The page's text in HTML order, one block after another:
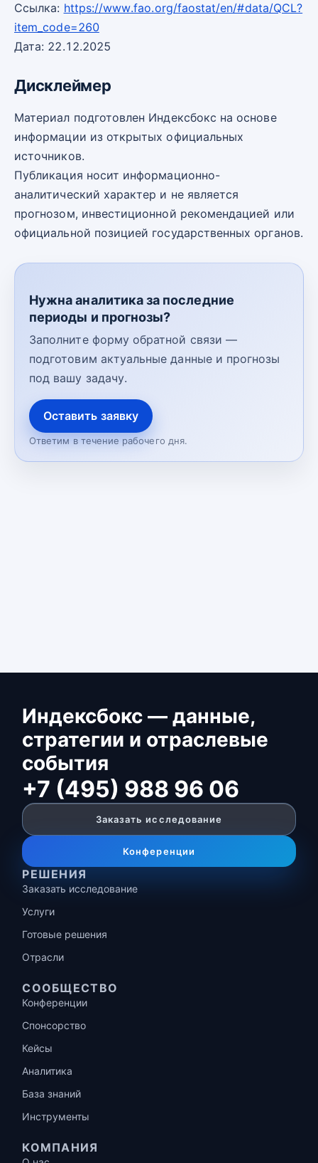
Ссылка: https://www.fao.org/faostat/en/#data/QCL?
item_code=260
Дата: 22.12.2025
Дисклеймер
Материал подготовлен Индексбокс на основе
информации из открытых официальных
источников.
Публикация носит информационно-
аналитический характер и не является
прогнозом, инвестиционной рекомендацией или
официальной позицией государственных органов.
Нужна аналитика за последние
периоды и прогнозы?
Заполните форму обратной связи —
подготовим актуальные данные и прогнозы
под вашу задачу.
Оставить заявку
Ответим в течение рабочего дня.
Индексбокс — данные,
стратегии и отраслевые
события
+7 (495) 988 96 06
Заказать исследование
Конференции
РЕШЕНИЯ
Заказать исследование
Услуги
Готовые решения
Отрасли
СООБЩЕСТВО
Конференции
Спонсорство
Кейсы
Аналитика
База знаний
Инструменты
КОМПАНИЯ